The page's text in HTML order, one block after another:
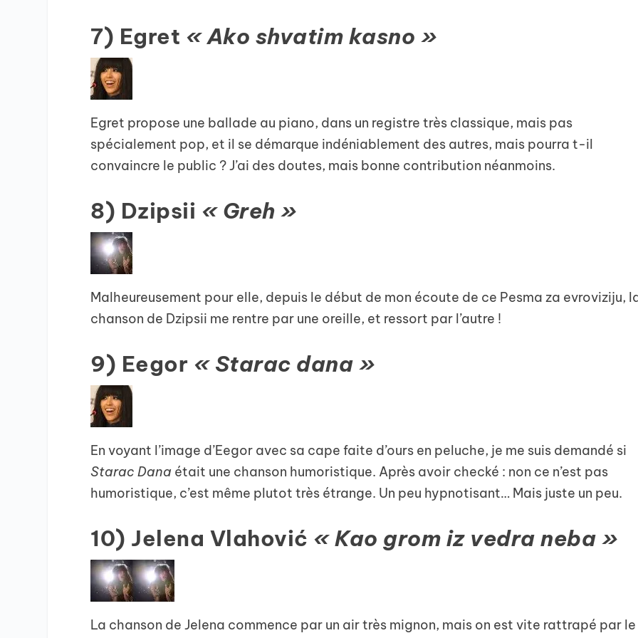
7) Egret « Ako shvatim kasno »
Egret propose une ballade au piano, dans un registre très classique, mais pas
spécialement pop, et il se démarque indéniablement des autres, mais pourra t-il
convaincre le public ? J’ai des doutes, mais bonne contribution néanmoins.
8) Dzipsii « Greh »
Malheureusement pour elle, depuis le début de mon écoute de ce Pesma za evroviziju,
chanson de Dzipsii me rentre par une oreille, et ressort par l’autre !
9) Eegor « Starac dana »
En voyant l’image d’Eegor avec sa cape faite d’ours en peluche, je me suis demandé si
Starac Dana était une chanson humoristique. Après avoir checké : non ce n’est pas
humoristique, c’est même plutot très étrange. Un peu hypnotisant… Mais juste un peu.
10) Jelena Vlahović « Kao grom iz vedra neba »
La chanson de Jelena commence par un air très mignon, mais on est vite rattrapé par le